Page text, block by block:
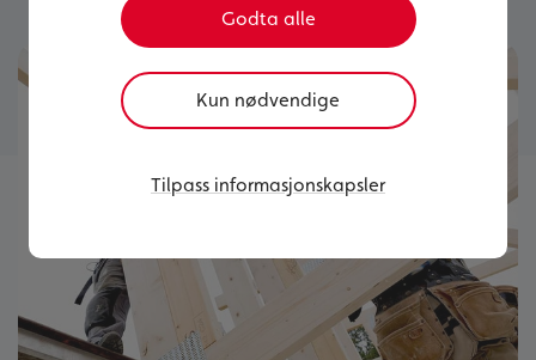
Godta alle
Kun nødvendige
Tilpass informasjonskapsler